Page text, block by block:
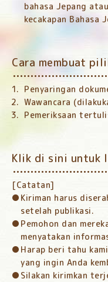
bahasa Jepang
kecakapan Bahasa
Cara membuat
Penyaringan
Wawancara
Pemeriksaan
Klik di sini untuk
[Catatan]
Kiriman harus
setelah publikasi.
Pemohon dan
menyatakan
Harap beri tahu
yang ingin Anda
Silakan kirimkan